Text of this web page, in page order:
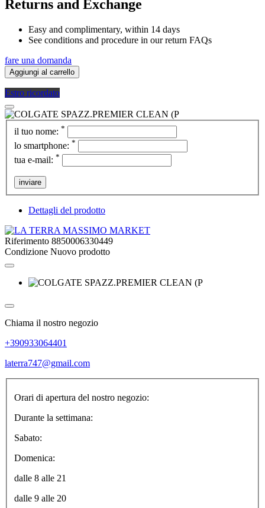
Returns and Exchange
Easy and complimentary, within 14 days
See conditions and procedure in our return FAQs
fare una domanda
Aggiungi al carrello
Estro ricordato
il tuo nome: *
lo smartphone: *
tua e-mail: *
inviare
Dettagli del prodotto
Riferimento 8850006330449
Condizione Nuovo prodotto
Chiama il nostro negozio
+390933064401
laterra747@gmail.com
Orari di apertura del nostro negozio:
Durante la settimana:
Sabato:
Domenica:
dalle 8 alle 21
dalle 9 alle 20